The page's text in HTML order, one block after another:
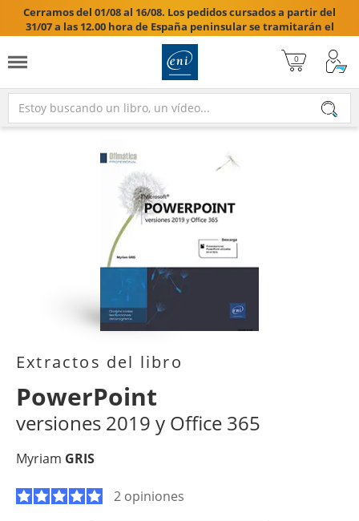
Cerramos del 01/08 al 16/08. Los pedidos cursados a partir del
31/07 a las 12.00 hora de España peninsular se tramitarán el
17/08/2026.

Extractos del libro
PowerPoint
versiones 2019 y Office 365
Myriam GRIS
2 opiniones